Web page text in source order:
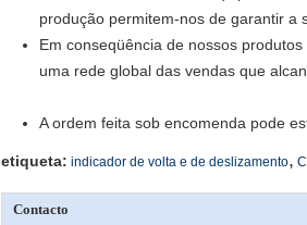
produção permitem-nos de garantir a
Em conseqüência de nossos
uma rede global das vendas que
A ordem feita sob encomenda pode
etiqueta: indicador de volta e de deslizamento,
Contacto